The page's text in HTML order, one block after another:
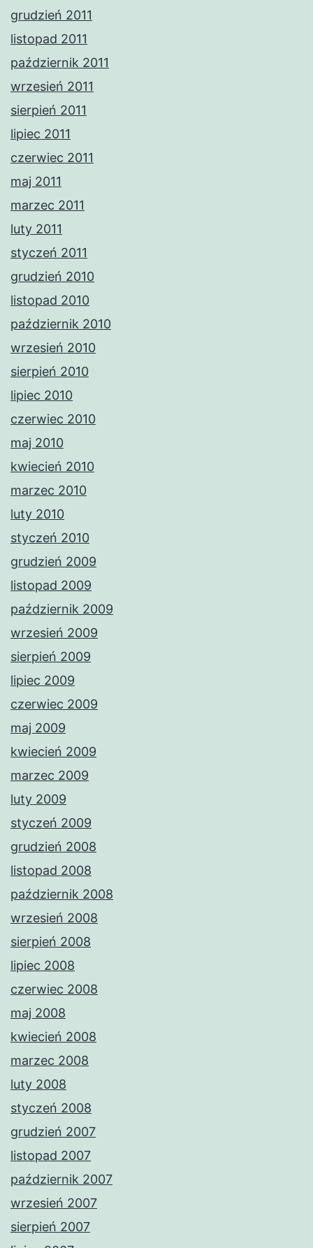
grudzień 2011
listopad 2011
październik 2011
wrzesień 2011
sierpień 2011
lipiec 2011
czerwiec 2011
maj 2011
marzec 2011
luty 2011
styczeń 2011
grudzień 2010
listopad 2010
październik 2010
wrzesień 2010
sierpień 2010
lipiec 2010
czerwiec 2010
maj 2010
kwiecień 2010
marzec 2010
luty 2010
styczeń 2010
grudzień 2009
listopad 2009
październik 2009
wrzesień 2009
sierpień 2009
lipiec 2009
czerwiec 2009
maj 2009
kwiecień 2009
marzec 2009
luty 2009
styczeń 2009
grudzień 2008
listopad 2008
październik 2008
wrzesień 2008
sierpień 2008
lipiec 2008
czerwiec 2008
maj 2008
kwiecień 2008
marzec 2008
luty 2008
styczeń 2008
grudzień 2007
listopad 2007
październik 2007
wrzesień 2007
sierpień 2007